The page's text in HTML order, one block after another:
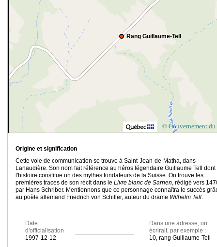
Rang Guillaume-Tell
© Gouvernement du
Origine et signification
Cette voie de communication se trouve à Saint-Jean-de-Matha, dans
Lanaudière. Son nom fait référence au héros légendaire Guillaume Tell dont
l'histoire constitue un des mythes fondateurs de la Suisse. On trouve les
premières traces de son récit dans le Livre blanc de Sarnen, rédigé vers
par Hans Schriber. Mentionnons que ce personnage connaîtra le succès
au poète allemand Friedrich von Schiller, auteur du drame Wilhelm Tell.
Date
d'officialisation
1997-12-12
Dans une adresse, on
écrirait, par exemple :
10, rang Guillaume-Tell